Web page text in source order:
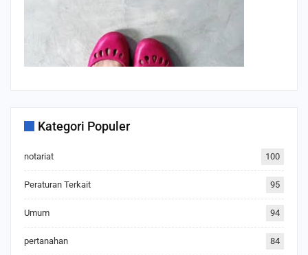
Kategori Populer
notariat 100
Peraturan Terkait 95
Umum 94
pertanahan 84